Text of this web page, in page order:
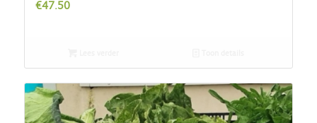
€47.50